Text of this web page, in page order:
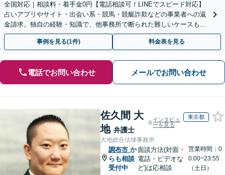
全国対応｜相談料・着手金0円【電話相談可！LINEでスピード対応】
占いアプリやサイト・出会い系・競馬・競艇詐欺などの事業者への返
金請求。独自の経験・知識で、他事務所で断られた難しいケースも解
決に導いた実績あり。まずはお気軽にご相談ください
事例を見る(1件) 料金表を見る
電話でお問い合わせ メールでお問い合わせ
佐久間 大
地 弁護士
インタビュ
ーを見る
東京都
大地総合法律事務所
調布市 か
らも相談
受付中
面談方法(対面・
電話・ビデオな
ど)は応相談
営業時間：0
0:00~23:55
（土日）